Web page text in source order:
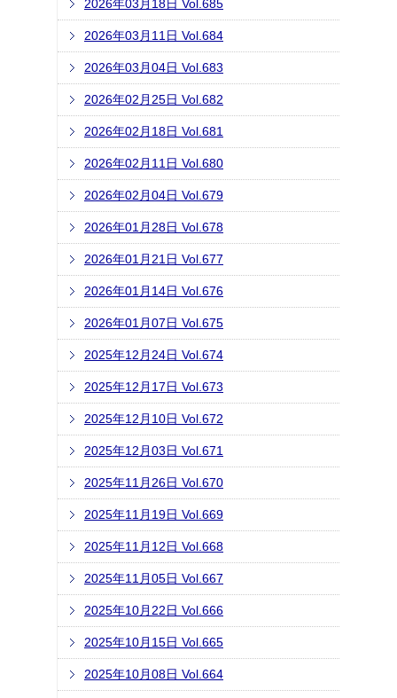
2026年03月18日 Vol.685
2026年03月11日 Vol.684
2026年03月04日 Vol.683
2026年02月25日 Vol.682
2026年02月18日 Vol.681
2026年02月11日 Vol.680
2026年02月04日 Vol.679
2026年01月28日 Vol.678
2026年01月21日 Vol.677
2026年01月14日 Vol.676
2026年01月07日 Vol.675
2025年12月24日 Vol.674
2025年12月17日 Vol.673
2025年12月10日 Vol.672
2025年12月03日 Vol.671
2025年11月26日 Vol.670
2025年11月19日 Vol.669
2025年11月12日 Vol.668
2025年11月05日 Vol.667
2025年10月22日 Vol.666
2025年10月15日 Vol.665
2025年10月08日 Vol.664